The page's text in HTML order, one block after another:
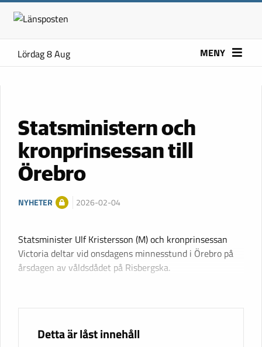
Lördag 8 Aug MENY
Statsministern och
kronprinsessan till
Örebro
NYHETER 2026-02-04
Statsminister Ulf Kristersson (M) och kronprinsessan
Victoria deltar vid onsdagens minnesstund i Örebro på
årsdagen av våldsdådet på Risbergska.
Detta är låst innehåll